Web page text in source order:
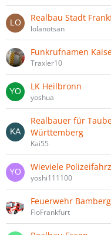
Realbau Stadt
lolanotsan
Funkrufnamen
Traxler10
LK Heilbronn
yoshua
Realbauer für
Württemberg
Kai55
Wieviele
yoshi111100
Feuerwehr Bamberg
FloFrankfurt